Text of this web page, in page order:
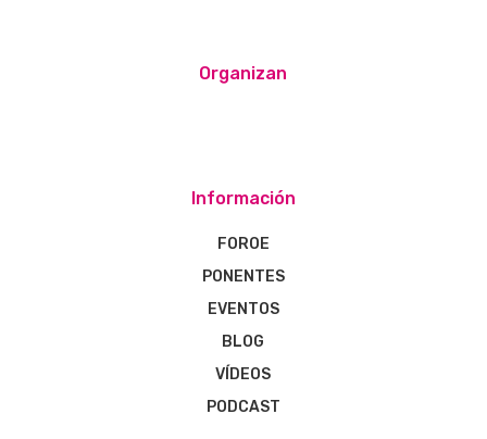
Organizan
Información
FOROE
PONENTES
EVENTOS
BLOG
VÍDEOS
PODCAST